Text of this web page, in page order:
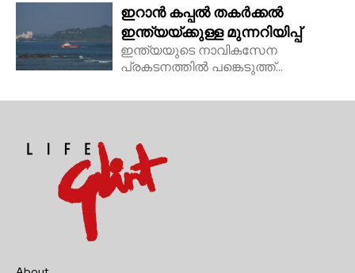
ഇറാൻ കപ്പൽ തകർക്കൽ
ഇന്ത്യയ്ക്കുള്ള മുന്നറിയിപ്പ്
ഇന്ത്യയുടെ നാവികസേന
പ്രകടനത്തിൽ പങ്കെടുത്ത്...